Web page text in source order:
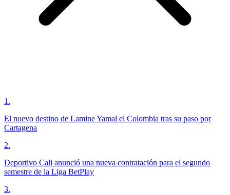
1 .
El nuevo destino de Lamine Yamal el Colombia tras su paso por
Cartagena
2.
Deportivo Cali anunció una nueva contratación para el segundo
semestre de la Liga BetPlay
3.